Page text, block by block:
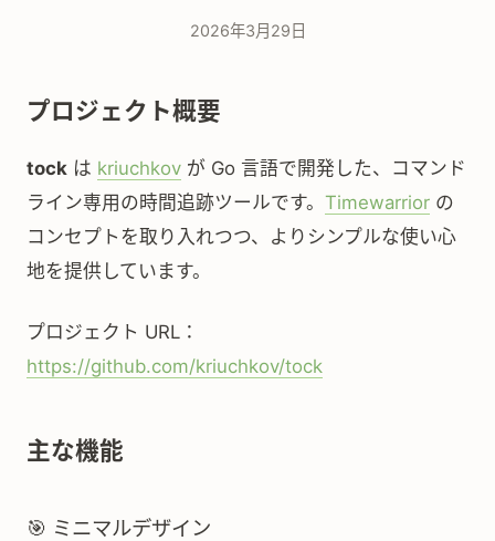
2026年3月29日
プロジェクト概要
tock は kriuchkov が Go 言語で開発した、コマンド
ライン専用の時間追跡ツールです。 Timewarrior の
コンセプトを取り入れつつ、よりシンプルな使い心
地を提供しています。
プロジェクト URL：
https://github.com/kriuchkov/tock
主な機能
🎯 ミニマルデザイン